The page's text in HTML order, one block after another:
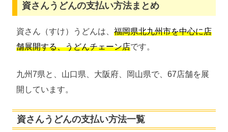
資さんうどんの支払い方法まとめ
資さん（すけ）うどんは、 福岡県北九州市を中心に店
舗展開する、うどんチェーン店です。
九州7県と、山口県、大阪府、岡山県で、67店舗を展
開しています。
資さんうどんの支払い方法一覧